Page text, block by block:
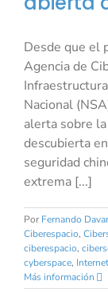
Desde que el
Agencia de
Nacional
alerta sobre
descubierta
seguridad
extrema [...]
Por Fernando
Ciberespacio,
ciberespacio,
cyberspace, Internet
Más información